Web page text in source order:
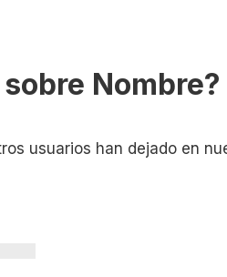
Nombre?
usuarios han dejado en